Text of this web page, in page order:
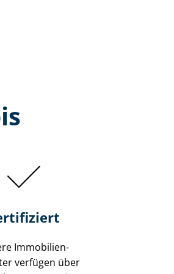
Immobilien­
verfügen über